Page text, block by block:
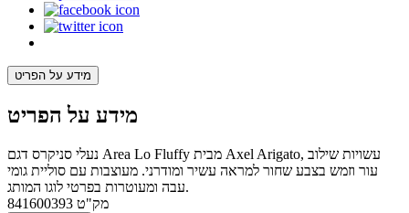
מידע על הפריט
מידע על הפריט
נעלי סניקרס דגם Area Lo Fluffy מבית Axel Arigato, עשויות שילוב
עור וזמש בצבע שחור למראה עשיר ומודרני. מעוצבות עם סוליית גומי
עבה ומעוטרות בפרטי לוגו המותג.
מק"ט 841600393